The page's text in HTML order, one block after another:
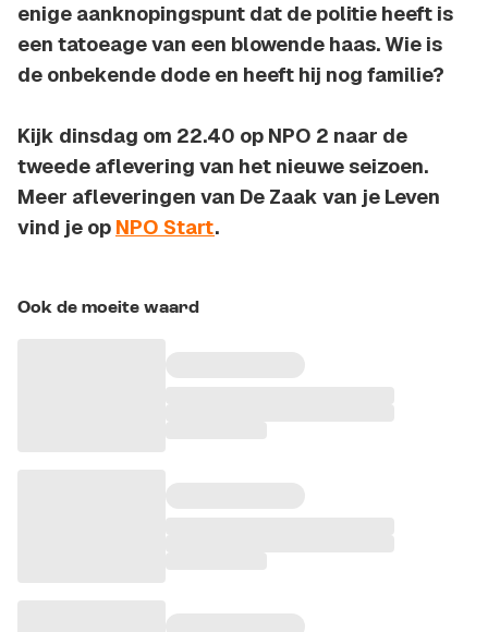
enige aanknopingspunt dat de politie heeft is
een tatoeage van een blowende haas. Wie is
de onbekende dode en heeft hij nog familie?
Kijk dinsdag om 22.40 op NPO 2 naar de
tweede aflevering van het nieuwe seizoen.
Meer afleveringen van De Zaak van je Leven
vind je op NPO Start.
Ook de moeite waard